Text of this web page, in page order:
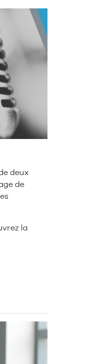
deux
de
la